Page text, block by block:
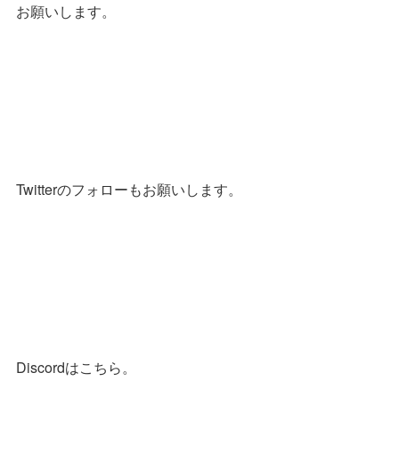
お願いします。
Twitterのフォローもお願いします。
Discordはこちら。